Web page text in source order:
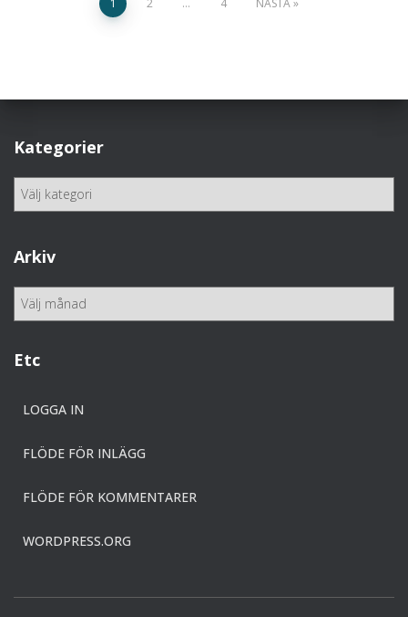
Sidnumrering
inlägg
1 2 … 4 NÄSTA
Kategorier
g
o
i
r
Arkiv
A
iEtc
LOGGA IN
FLÖDE FÖR INLÄGG
FLÖDE FÖR KOMMENTARER
WORDPRESS.ORG